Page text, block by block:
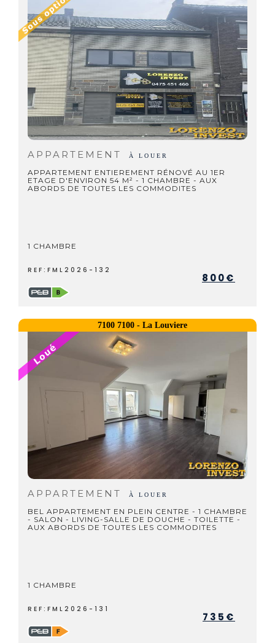
APPARTEMENT À LOUER
APPARTEMENT ENTIEREMENT RÉNOVÉ AU 1ER
ETAGE D'ENVIRON 54 M² - 1 CHAMBRE - AUX
ABORDS DE TOUTES LES COMMODITES
1 CHAMBRE
REF:FML2026-132
800€
7100 7100 - La Louviere
APPARTEMENT À LOUER
BEL APPARTEMENT EN PLEIN CENTRE - 1 CHAMBRE
- SALON - LIVING-SALLE DE DOUCHE - TOILETTE -
AUX ABORDS DE TOUTES LES COMMODITES
1 CHAMBRE
REF:FML2026-131
735€